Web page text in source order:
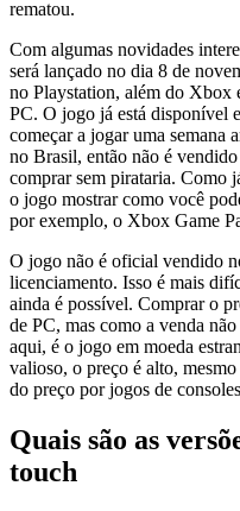
rematou.
Com algumas novidades
será lançado no dia 8 de
no Playstation, além do Xbox
PC. O jogo já está disponível
começar a jogar uma semana
no Brasil, então não é
comprar sem pirataria. Como
o jogo mostrar como você
por exemplo, o Xbox Game
O jogo não é oficial vendido
licenciamento. Isso é mais
ainda é possível. Comprar o
de PC, mas como a venda
aqui, é o jogo em moeda
valioso, o preço é alto,
do preço por jogos de
Quais são as
touch